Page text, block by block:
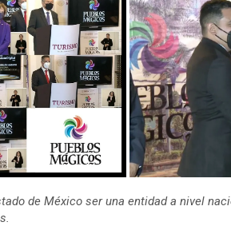
de México ser una entidad a nivel